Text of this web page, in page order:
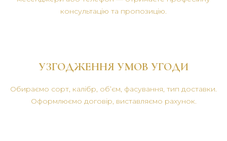
консультацію та пропозицію.
УЗГОДЖЕННЯ УМОВ УГОДИ
Обираємо сорт, калібр, об’єм, фасування, тип доставки.
Оформлюємо договір, виставляємо рахунок.